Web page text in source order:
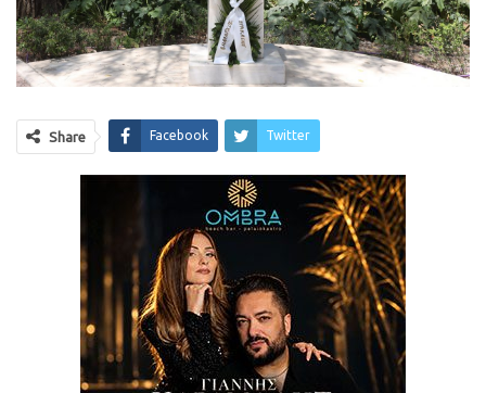
Share Facebook Twitter